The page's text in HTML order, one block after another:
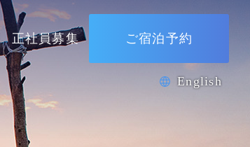
English
正社員募集 ご宿泊予約